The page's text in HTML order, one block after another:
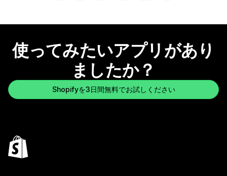
使ってみたいアプリがあり
ましたか？
Shopifyを3日間無料でお試しください